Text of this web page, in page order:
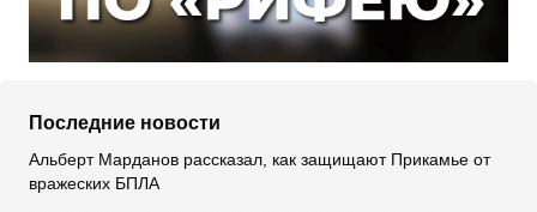
Последние новости
Альберт Марданов рассказал, как защищают Прикамье от
вражеских БПЛА